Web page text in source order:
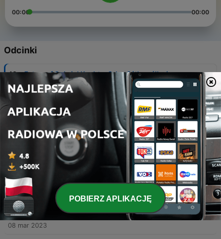
00:00 00:00
Odcinki
40 - Fotograf Gabriel Kuchta: Od začátku války jsem
pochopil výrazy jako hrdinství, svoboda a
nenávist
19 lut 2024
Když chtějí být lidi vtipní, ptají se, jestli jim doma
neuklidím, říká reprezentantka v curlingu
15 sty 2024
38 - Svoboda slova neznamená, že si každý může říkat
všechno a všude, říká autor blogu Dnes na
Ukrajině
03 kwi 2023
37 - Proč se EU týká nás všech a co předsednictví
přineslo lidem?
08 mar 2023
POBIERZ APLIKACJĘ